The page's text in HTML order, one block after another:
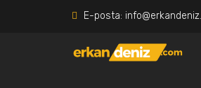
E-posta: